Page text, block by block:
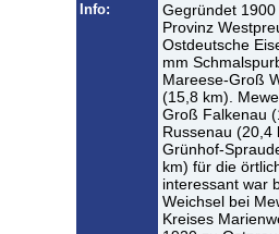
Info:
Gegründet
Provinz
Ostdeutsche
mm
Mareese-Groß
(15,8 km).
Groß Falkenau
Russenau (20,4
Grünhof-
km) für die
interessant war
Weichsel bei
Kreises